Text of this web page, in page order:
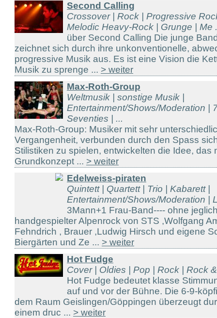
Second Calling
Crossover | Rock | Progressive
Melodic Heavy-Rock | Grunge | Me
über Second Calling Die junge
zeichnet sich durch ihre unkonventionelle,
progressive Musik aus. Es ist eine Vision die
Musik zu sprenge ... > weiter
Max-Roth-Group
Weltmusik | sonstige Musik |
Entertainment/Shows/Moderation |
Seventies | ...
Max-Roth-Group: Musiker mit sehr
Vergangenheit, verbunden durch den Spass
Stilistiken zu spielen, entwickelten die Idee, das
Grundkonzept ... > weiter
Edelweiss-piraten
Quintett | Quartett | Trio | Kabarett |
Entertainment/Shows/Moderation |
3Mann+1 Frau-Band---- ohne
handgespielter Alpenrock von STS ,Wolfgang
Fehndrich , Brauer ,Ludwig Hirsch und eigene
Biergärten und Ze ... > weiter
Hot Fudge
Cover | Oldies | Pop | Rock | Rock
Hot Fudge bedeutet klasse
auf und vor der Bühne. Die 6-9-
dem Raum Geislingen/Göppingen überzeugt
einem druc ... > weiter